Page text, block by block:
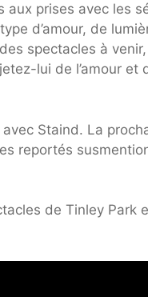
aux prises avec les
d’amour, de
spectacles à
lui de l’amour et
Staind. La
reportés
de Tinley Park